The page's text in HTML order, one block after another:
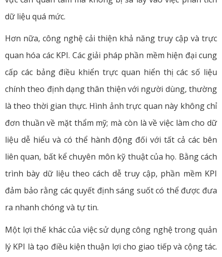
dữ liệu quá mức.
Hơn nữa, công nghệ cải thiện khả năng truy cập và trực
quan hóa các KPI. Các giải pháp phần mềm hiện đại cung
cấp các bảng điều khiển trực quan hiển thị các số liệu
chính theo định dạng thân thiện với người dùng, thường
là theo thời gian thực. Hình ảnh trực quan này không chỉ
đơn thuần về mặt thẩm mỹ; mà còn là về việc làm cho dữ
liệu dễ hiểu và có thể hành động đối với tất cả các bên
liên quan, bất kể chuyên môn kỹ thuật của họ. Bằng cách
trình bày dữ liệu theo cách dễ truy cập, phần mềm KPI
đảm bảo rằng các quyết định sáng suốt có thể được đưa
ra nhanh chóng và tự tin.
Một lợi thế khác của việc sử dụng công nghệ trong quản
lý KPI là tạo điều kiện thuận lợi cho giao tiếp và cộng tác.